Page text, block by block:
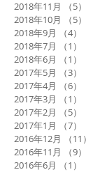
2018年11月
（5）
2018年10月
（5）
2018年9月
（4）
2018年7月
（1）
2018年6月
（1）
2017年5月
（3）
2017年4月
（6）
2017年3月
（1）
2017年2月
（5）
2017年1月
（7）
2016年12月
（11）
2016年11月
（9）
2016年6月
（1）